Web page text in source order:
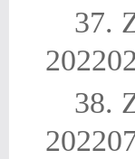
37.
38.